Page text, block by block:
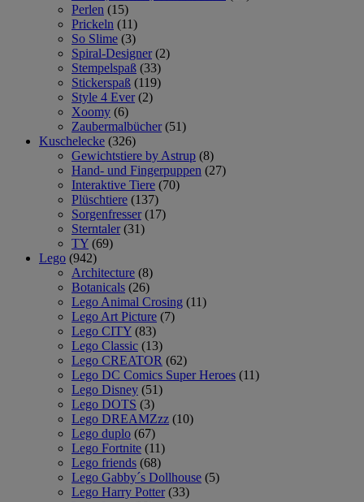
Perlen (15)
Prickeln (11)
So Slime (3)
Spiral-Designer (2)
Stempelspaß (33)
Stickerspaß (119)
Style 4 Ever (2)
Xoomy (6)
Zaubermalbücher (51)
Kuschelecke (326)
Gewichtstiere by Astrup (8)
Hand- und Fingerpuppen (27)
Interaktive Tiere (70)
Plüschtiere (137)
Sorgenfresser (17)
Sterntaler (31)
TY (69)
Lego (942)
Architecture (8)
Botanicals (26)
Lego Animal Crosing (11)
Lego Art Picture (7)
Lego CITY (83)
Lego Classic (13)
Lego CREATOR (62)
Lego DC Comics Super Heroes (11)
Lego Disney (51)
Lego DOTS (3)
Lego DREAMZzz (10)
Lego duplo (67)
Lego Fortnite (11)
Lego friends (68)
Lego Gabby´s Dollhouse (5)
Lego Harry Potter (33)